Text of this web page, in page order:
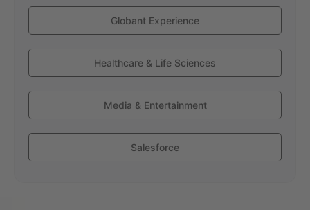
Globant Experience
Healthcare & Life Sciences
Media & Entertainment
Salesforce